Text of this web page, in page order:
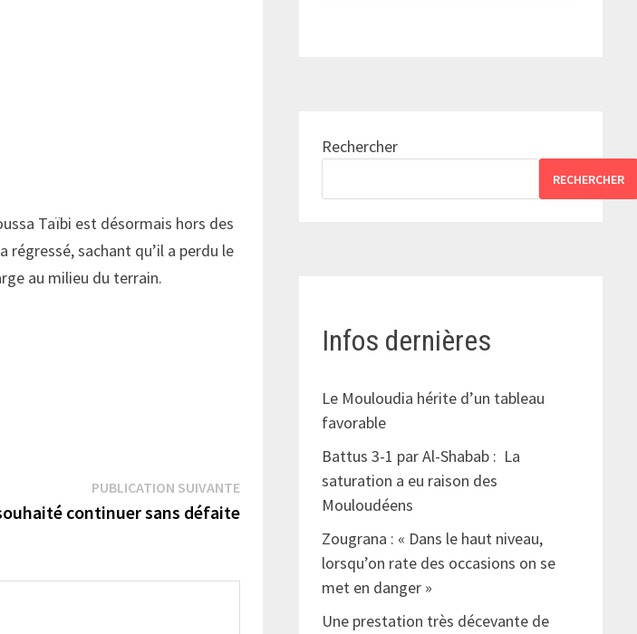
Taïbi est désormais hors des
régressé, sachant qu’il a perdu le
au milieu du terrain.
PUBLICATION SUIVANTEPublication
suivante :
continuer sans défaite
Rechercher
RECHERCHER
Infos dernières
Le Mouloudia hérite d’un tableau
favorable
Battus 3-1 par Al-Shabab : La
saturation a eu raison des
Mouloudéens
Zougrana : « Dans le haut niveau,
lorsqu’on rate des occasions on se
met en danger »
Une prestation très décevante de